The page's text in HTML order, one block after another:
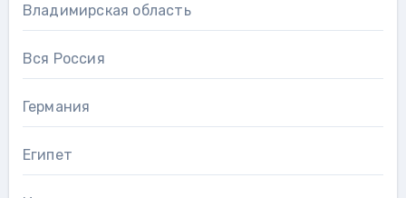
Владимирская область
Вся Россия
Германия
Египет